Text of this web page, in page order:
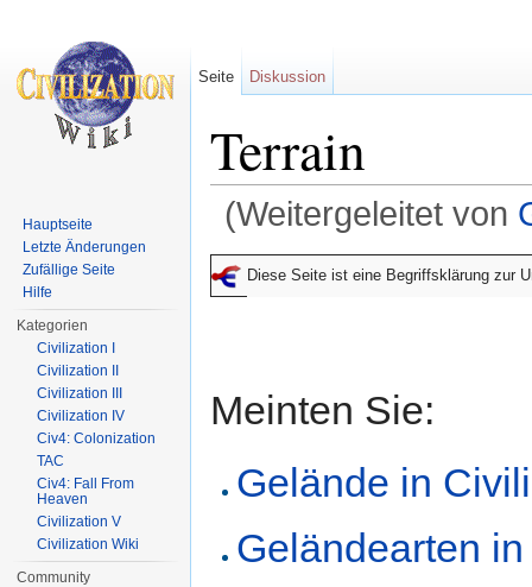
Terrain
(Weitergeleitet von
Diese Seite ist eine Begriffsklärung zur
Meinten Sie:
Gelände in
Geländearten
Seite Diskussion
Hauptseite
Letzte Änderungen
Zufällige Seite
Hilfe
Kategorien
Civilization I
Civilization II
Civilization III
Civilization IV
Civ4: Colonization
TAC
Civ4: Fall From
Heaven
Civilization V
Civilization Wiki
Community